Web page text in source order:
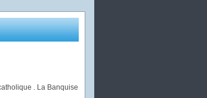
. La Banquise